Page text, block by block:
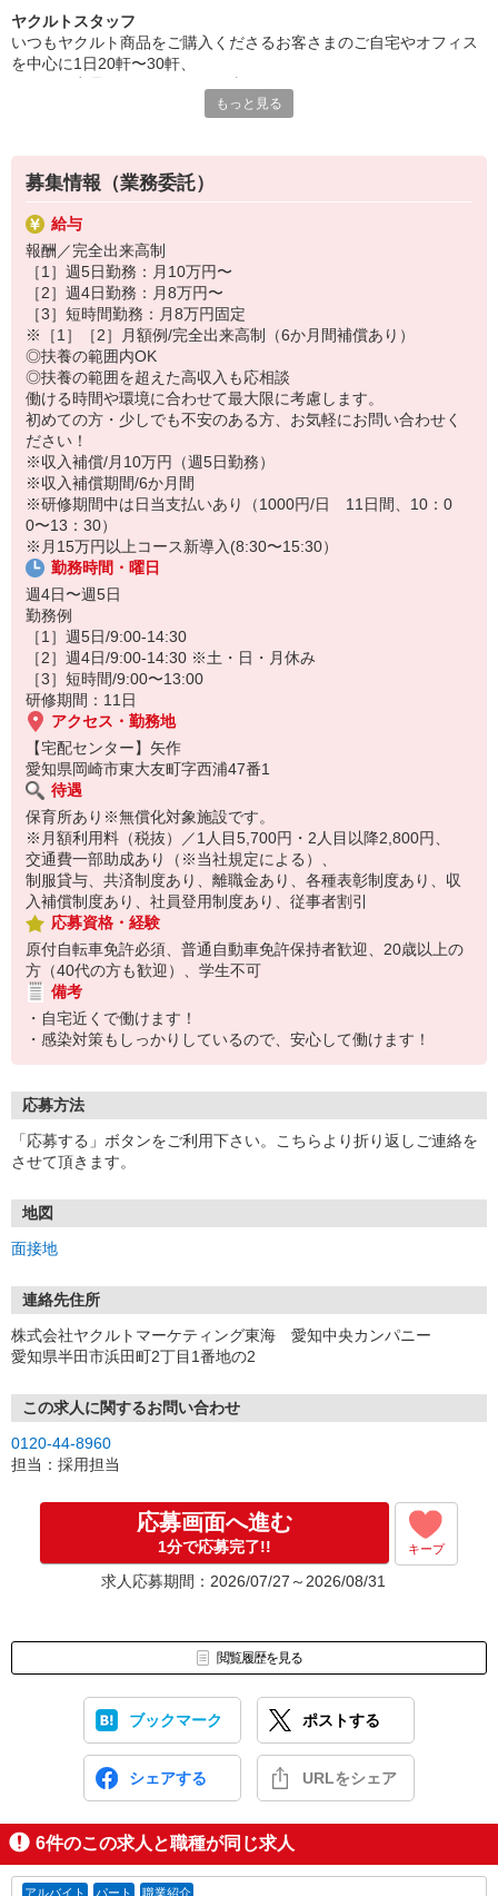
2人目からはさらにお安くなるなど、
収入をしっかり手元に残すことができるシステムです。
安心ポイントその3 ◆時間も節約できる◆
保育所はセンターの近くに設置。
ヤクルトスタッフ
いつもヤクルト商品をご購入くださるお客さまのご自宅やオフィス
を中心に1日20軒〜30軒、
商品を通じてお客さまとふれあう楽しさ、健康的な生活にお役立ち
す！
〜ヤクルトスタッフの1日〜
2児の母として仕事と家庭の両立をしているHさん。
実際のワークスタイルを、一例としてご紹介いたします！
※時間は地域によって異なります。
8:10 保育所にお子さまをお預け
8:20 宅配センターに到着、お届けの準備
8:30 朝礼が終わったら出発
13:00 お届け修了、翌日準備、集計作業
14:30お仕事修了
保育所にお子さまを迎えに行って帰宅
☆ココがPoint☆
・職場の近くに保育所（保育園、幼稚園、託児所）があるから、送
り迎えの時間の心配がいりません！
・家事・夕食の支度なども余裕をもってできます！
もっと見る
募集情報（業務委託）
給与
報酬／完全出来高制
［1］週5日勤務：月10万円〜
［2］週4日勤務：月8万円〜
［3］短時間勤務：月8万円固定
※［1］［2］月額例/完全出来高制（6か月間補償あり）
◎扶養の範囲内OK
◎扶養の範囲を超えた高収入も応相談
働ける時間や環境に合わせて最大限に考慮します。
初めての方・少しでも不安のある方、お気軽にお問い合わせく
ださい！
※収入補償/月10万円（週5日勤務）
※収入補償期間/6か月間
※研修期間中は日当支払いあり（1000円/日 11日間、10：0
0〜13：30）
※月15万円以上コース新導入(8:30〜15:30）
勤務時間・曜日
週4日〜週5日
勤務例
［1］週5日/9:00-14:30
［2］週4日/9:00-14:30 ※土・日・月休み
［3］短時間/9:00〜13:00
研修期間：11日
アクセス・勤務地
【宅配センター】矢作
愛知県岡崎市東大友町字西浦47番1
待遇
保育所あり※無償化対象施設です。
※月額利用料（税抜）／1人目5,700円・2人目以降2,800円、
交通費一部助成あり（※当社規定による）、
制服貸与、共済制度あり、離職金あり、各種表彰制度あり、収
入補償制度あり、社員登用制度あり、従事者割引
応募資格・経験
原付自転車免許必須、普通自動車免許保持者歓迎、20歳以上の
方（40代の方も歓迎）、学生不可
備考
・自宅近くで働けます！
・感染対策もしっかりしているので、安心して働けます！
応募方法
「応募する」ボタンをご利用下さい。こちらより折り返しご連絡を
させて頂きます。
地図
面接地
連絡先住所
株式会社ヤクルトマーケティング東海 愛知中央カンパニー
愛知県半田市浜田町2丁目1番地の2
この求人に関するお問い合わせ
0120-44-8960
担当：採用担当
応募画面へ進む
1分で応募完了!! キープ
求人応募期間：2026/07/27～2026/08/31
閲覧履歴を見る
ブックマーク ポストする
シェアする URLをシェア
6件のこの求人と職種が同じ求人
アルバイト パート 職業紹介